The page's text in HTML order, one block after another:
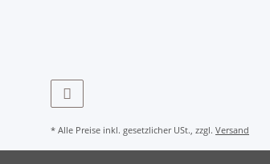
* Alle Preise inkl. gesetzlicher USt., zzgl. Versand